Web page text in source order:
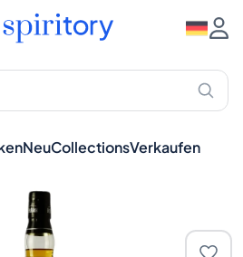
NeuCollectionsVerkaufen